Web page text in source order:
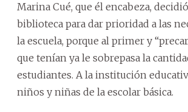
Marina Cué, que él encabeza,
biblioteca para dar prioridad a las
la escuela, porque al primer y
que tenían ya le sobrepasa la
estudiantes. A la institución
niños y niñas de la escolar básica.